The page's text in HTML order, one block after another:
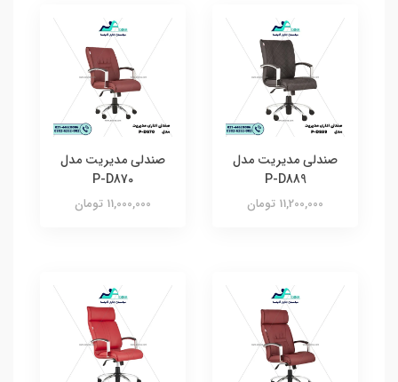
صندلی مدیریت مدل
P-D889
11,200,000 تومان
صندلی مدیریت مدل
P-D870
11,000,000 تومان